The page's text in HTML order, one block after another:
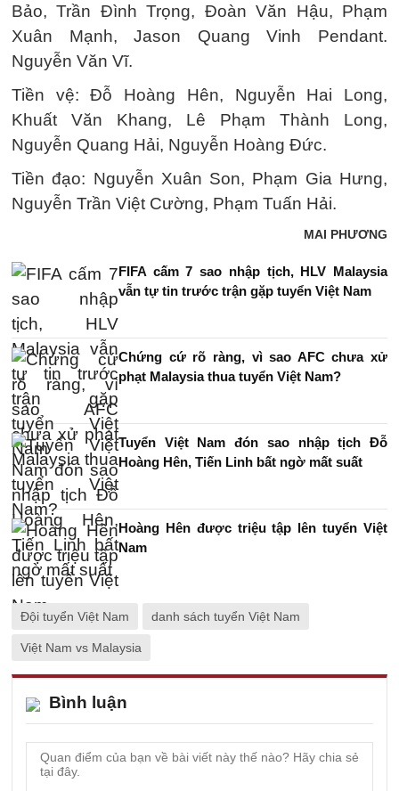
Bảo, Trần Đình Trọng, Đoàn Văn Hậu, Phạm
Xuân Mạnh, Jason Quang Vinh Pendant.
Nguyễn Văn Vĩ.
Tiền vệ: Đỗ Hoàng Hên, Nguyễn Hai Long,
Khuất Văn Khang, Lê Phạm Thành Long,
Nguyễn Quang Hải, Nguyễn Hoàng Đức.
Tiền đạo: Nguyễn Xuân Son, Phạm Gia Hưng,
Nguyễn Trần Việt Cường, Phạm Tuấn Hải.
MAI PHƯƠNG
FIFA cấm 7 sao nhập tịch, HLV Malaysia
vẫn tự tin trước trận gặp tuyển Việt Nam
Chứng cứ rõ ràng, vì sao AFC chưa xử
phạt Malaysia thua tuyển Việt Nam?
Tuyển Việt Nam đón sao nhập tịch Đỗ
Hoàng Hên, Tiến Linh bất ngờ mất suất
Hoàng Hên được triệu tập lên tuyển Việt
Nam
Đội tuyển Việt Nam danh sách tuyển Việt Nam
Việt Nam vs Malaysia
Bình luận